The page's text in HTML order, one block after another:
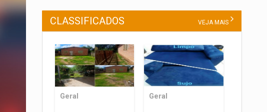
CLASSIFICADOS VEJA MAIS
Geral Geral